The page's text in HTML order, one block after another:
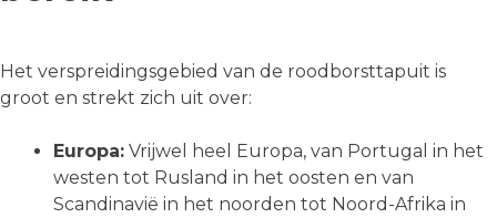
Het verspreidingsgebied van de roodborsttapuit is
groot en strekt zich uit over:
Europa: Vrijwel heel Europa, van Portugal in het
westen tot Rusland in het oosten en van
Scandinavië in het noorden tot Noord-Afrika in